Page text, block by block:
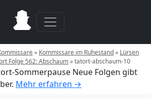
» Kommissare im Ruhestand» Lürsen
Folge 562: Abschaum»tatort-abschaum-10
Sommerpause Neue Folgen gibt
Mehr erfahren →